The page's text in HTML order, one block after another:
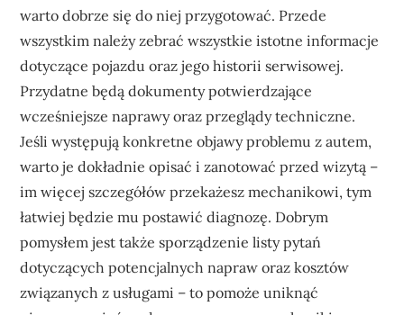
warto dobrze się do niej przygotować. Przede
wszystkim należy zebrać wszystkie istotne informacje
dotyczące pojazdu oraz jego historii serwisowej.
Przydatne będą dokumenty potwierdzające
wcześniejsze naprawy oraz przeglądy techniczne.
Jeśli występują konkretne objawy problemu z autem,
warto je dokładnie opisać i zanotować przed wizytą –
im więcej szczegółów przekażesz mechanikowi, tym
łatwiej będzie mu postawić diagnozę. Dobrym
pomysłem jest także sporządzenie listy pytań
dotyczących potencjalnych napraw oraz kosztów
związanych z usługami – to pomoże uniknąć